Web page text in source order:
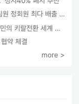
고려대학교 의과대학, 4년 연속 대한민국의학한림원 정회원 최다 배출 外
연세대학교 신종식 교수팀, 인공효소를 이용한 아민의 키랄전환 세계 최초로 성공
약 체결
more >